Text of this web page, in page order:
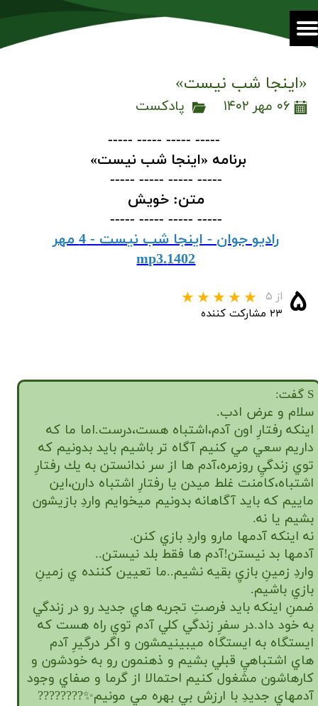
«اینجا شب نیست»
۰۶ مهر ۱۴۰۲ پادکست
----- ----- ----- -----
برنامه «اینجا شب نیست»
----- ----- ----- -----
متن: خویش
----- ----- ----- -----
رادیو جوان - اینجا شب نیست - 4 مهر
1402.mp3
۵ از ۵
★★
۲۳ مشارکت کننده
S گفت:
سلام و عرض ادب.
اينكه رفتارِ اون آدم،اشتباه هست،درست.اما ما كه
داريم سعي مي كنيم آگاه تر باشيم بايد بدونيم كه
توي زندگيِ روزمره،آدم ها از سر ندانستن به يك رفتارِ
اشتباه،كامنت غلط ميدن يا رفتارِ اشتباه دارن،اين
ماييم كه بايد آگاهانه بدونيم ميخوايم واردِ بازيشون
بشيم يا نه.
نه اينكه آدمها مارو واردِ بازي كنن.
آدمها بد نيستن!آدم ها فقط بلد نيستن..
واردِ زمينِ بازيِ بقيه نشيم..ما تعيين كننده ي زمينِ
بازي باشيم.
ضمنِ اينكه بايد فرصتِ تجربه هاي جديد رو در زندگي
به خود داد.در سفرِ زندگي كلي آدم توي راه هست كه
ايستگاه به ايستگاه ميبينيمشون و اگر درگيرِ آدم
هاي اشتباهيِ قبلي بشيم و ذهنمون رو به خودشون و
كارهاشون مشغول كنيم احتمالا از گرما و صفاي وجود
آدمهاي جديدِ با ارزش بي بهره مي مونيم✨????️????